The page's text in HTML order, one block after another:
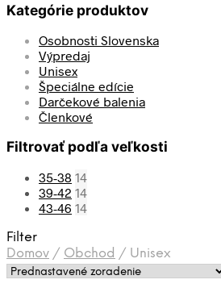
Kategórie produktov
Osobnosti Slovenska
Výpredaj
Unisex
Špeciálne edície
Darčekové balenia
Členkové
Filtrovať podľa veľkosti
35-38 14
39-42 14
43-46 14
Filter
Domov / Obchod / Unisex